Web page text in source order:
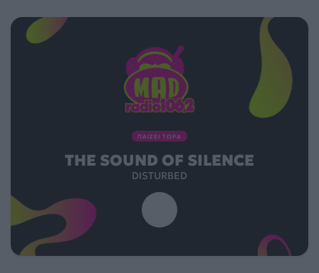
ΠΑΙΖΕΙ ΤΩΡΑ
THE SOUND OF SILENCE
DISTURBED